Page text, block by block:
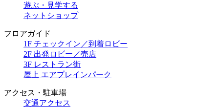
遊ぶ・見学する
ネットショップ
フロアガイド
1F チェックイン／到着ロビー
2F 出発ロビー／売店
3F レストラン街
屋上 エアプレインパーク
アクセス・駐車場
交通アクセス